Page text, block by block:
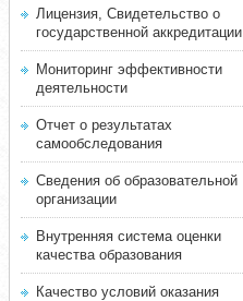
Лицензия, Свидетельство о
государственной аккредитации
Мониторинг эффективности
деятельности
Отчет о результатах
самообследования
Сведения об образовательной
организации
Внутренняя система оценки
качества образования
Качество условий оказания